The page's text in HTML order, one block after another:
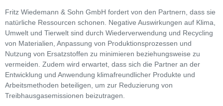
Fritz Wiedemann & Sohn GmbH fordert von den Partnern, dass sie
natürliche Ressourcen schonen. Negative Auswirkungen auf Klima,
Umwelt und Tierwelt sind durch Wiederverwendung und Recycling
von Materialien, Anpassung von Produktionsprozessen und
Nutzung von Ersatzstoffen zu minimieren beziehungsweise zu
vermeiden. Zudem wird erwartet, dass sich die Partner an der
Entwicklung und Anwendung klimafreundlicher Produkte und
Arbeitsmethoden beteiligen, um zur Reduzierung von
Treibhausgasemissionen beizutragen.